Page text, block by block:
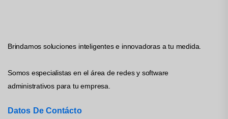
Brindamos soluciones inteligentes e innovadoras a tu medida.
Somos especialistas en el área de redes y software
administrativos para tu empresa.
Datos De Contácto